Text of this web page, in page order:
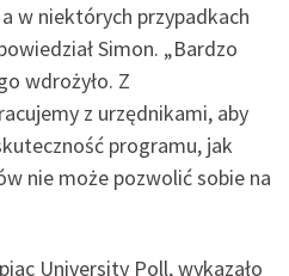
w niektórych przypadkach
Simon. „Bardzo
wdrożyło. Z
z urzędnikami, aby
programu, jak
nie może pozwolić sobie na
University Poll, wykazało